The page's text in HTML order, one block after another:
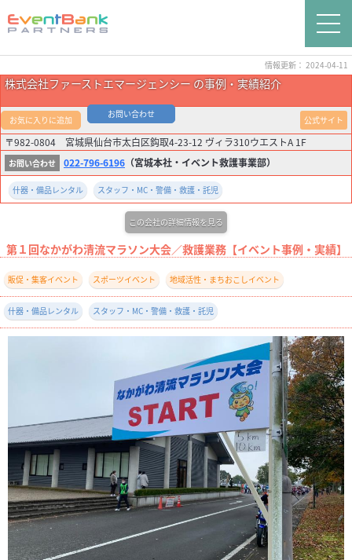
情報更新： 2024-04-11
株式会社ファーストエマージェンシー の事例・実績紹介
お気に入りに追加
〒982-0804 宮城県仙台市太白区鈎取4-23-12 ヴィラ310ウエストA 1F
022-796-6196 （宮城本社・イベント救護事業部）
公式サイト
お問い合わせ
什器・備品レンタル スタッフ・MC・警備・救護・託児
この会社の詳細情報を見る
第１回なかがわ清流マラソン大会／救護業務【イベント事例・実績】
販促・集客イベント スポーツイベント 地域活性・まちおこしイベント
什器・備品レンタル スタッフ・MC・警備・救護・託児